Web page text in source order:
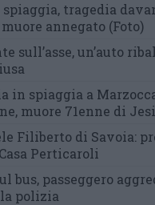
spiaggia, tragedia
annegato (Foto)
sull’asse, un’auto
in spiaggia a
muore 71enne di Jesi
Filiberto di Savoia:
Perticaroli
bus, passeggero
polizia